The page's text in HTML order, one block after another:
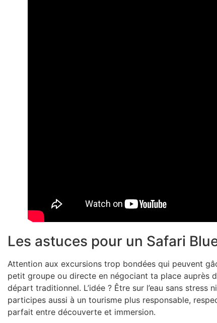
Les astuces pour un Safari
Attention aux excursions trop bondées qui peuvent
petit groupe ou directe en négociant ta place auprès
départ traditionnel. L’idée ? Être sur l’eau sans
participes aussi à un tourisme plus responsable,
parfait entre découverte et immersion.